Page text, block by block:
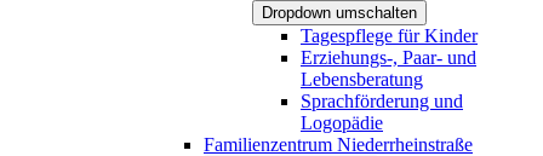
Dropdown umschalten
Tagespflege für Kinder
Erziehungs-, Paar- und
Lebensberatung
Sprachförderung und
Logopädie
Familienzentrum Niederrheinstraße